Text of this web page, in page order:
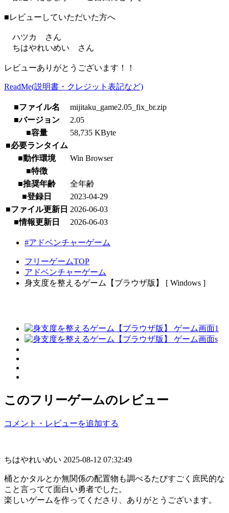
■レビューしていただいた方へ
ハツカ さん
ちはやれいめい さん
レビューありがとうございます！！
ReadMe(説明書・クレジット表記など)
■ファイル名
mijitaku_game2.05_fix_br.zip
■バージョン
2.05
■容量
58,735 KByte
■必要ランタイム
■動作環境
Win Browser
■特徴
■推奨年齢
全年齢
■登録日
2023-04-29
■ファイル更新日 2026-06-03
■情報更新日
2026-06-03
#アドベンチャーゲーム
フリーゲームTOP
アドベンチャーゲーム
身支度を整えるゲーム【ブラウザ版】 [ Windows ]
このフリーゲームのレビュー
コメント・レビューを追加する
ちはやれいめい 2025-08-12 07:32:49
桶とかタルとか無関係の配置物も調べるたびすごく庶民的な
こと言ってて面白い勇者でした。
楽しいゲームを作ってくださり、ありがとうございます。